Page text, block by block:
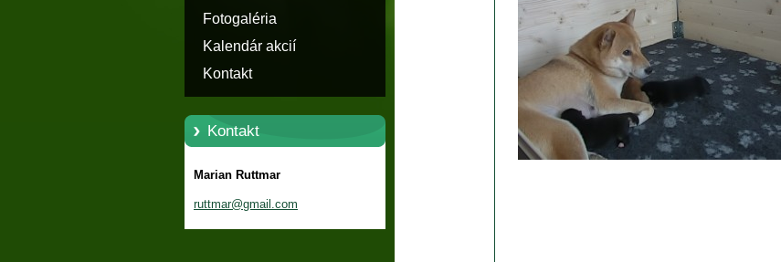
Fotogaléria
Kalendár akcií
Kontakt
Kontakt
Marian Ruttmar
ruttmar@gmail.com